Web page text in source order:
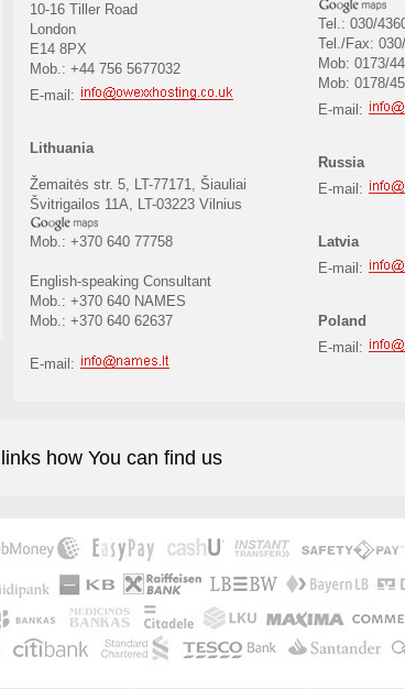
10-16 Tiller Road
London
E14 8PX
Mob.: +44 756 5677032
E-mail:
Lithuania
Žemaitės str. 5, LT-77171, Šiauliai
Švitrigailos 11A, LT-03223 Vilnius
Mob.: +370 640 77758
English-speaking Consultant
Mob.: +370 640 NAMES
Mob.: +370 640 62637
E-mail:
Tel.: 030/
Tel./Fax:
Mob: 0173/
Mob: 0178/
E-mail:
Russia
E-mail:
Latvia
E-mail:
Poland
E-mail:
how You can find us